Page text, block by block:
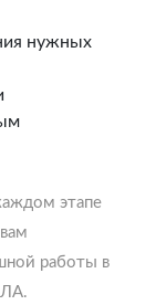
нужных
этапе
работы в